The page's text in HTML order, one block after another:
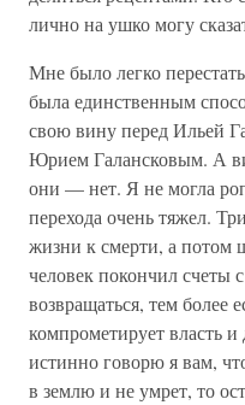
лично на ушко могу
Мне было легко
была единственным
свою вину перед Ильей
Юрием Галансковым. А
они — нет. Я не могла
перехода очень тяжел.
жизни к смерти, а потом
человек покончил счеты
возвращаться, тем более
компрометирует власть
истинно говорю я вам,
в землю и не умрет, то